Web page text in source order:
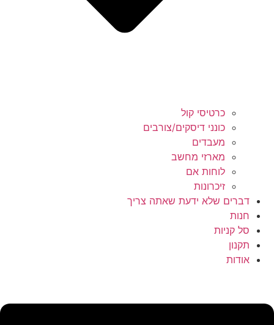
כרטיסי קול
כונני דיסקים/צורבים
מעבדים
מארזי מחשב
לוחות אם
זיכרונות
דברים שלא ידעת שאתה צריך
חנות
סל קניות
תקנון
אודות